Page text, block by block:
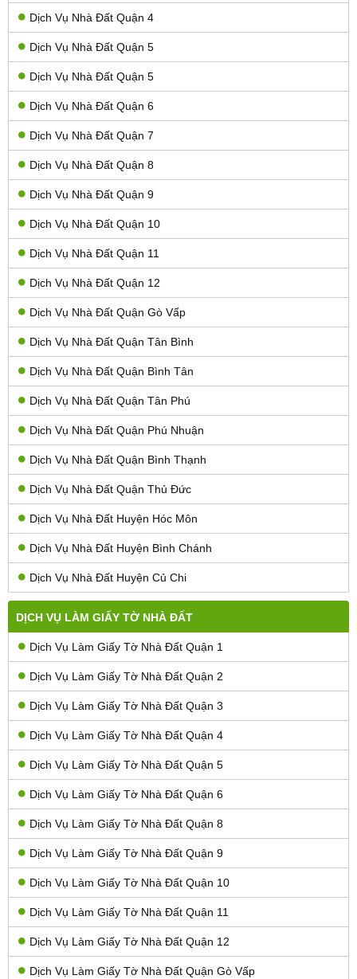
Dịch Vụ Nhà Đất Quận 4
Dịch Vụ Nhà Đất Quận 5
Dịch Vụ Nhà Đất Quận 5
Dịch Vụ Nhà Đất Quận 6
Dịch Vụ Nhà Đất Quận 7
Dịch Vụ Nhà Đất Quận 8
Dịch Vụ Nhà Đất Quận 9
Dịch Vụ Nhà Đất Quận 10
Dịch Vụ Nhà Đất Quận 11
Dịch Vụ Nhà Đất Quận 12
Dịch Vụ Nhà Đất Quận Gò Vấp
Dịch Vụ Nhà Đất Quận Tân Bình
Dịch Vụ Nhà Đất Quận Bình Tân
Dịch Vụ Nhà Đất Quận Tân Phú
Dịch Vụ Nhà Đất Quận Phú Nhuận
Dịch Vụ Nhà Đất Quận Bình Thạnh
Dịch Vụ Nhà Đất Quận Thủ Đức
Dịch Vụ Nhà Đất Huyện Hóc Môn
Dịch Vụ Nhà Đất Huyện Bình Chánh
Dịch Vụ Nhà Đất Huyện Củ Chi
DỊCH VỤ LÀM GIẤY TỜ NHÀ ĐẤT
Dịch Vụ Làm Giấy Tờ Nhà Đất Quận 1
Dịch Vụ Làm Giấy Tờ Nhà Đất Quận 2
Dịch Vụ Làm Giấy Tờ Nhà Đất Quận 3
Dịch Vụ Làm Giấy Tờ Nhà Đất Quận 4
Dịch Vụ Làm Giấy Tờ Nhà Đất Quận 5
Dịch Vụ Làm Giấy Tờ Nhà Đất Quận 6
Dịch Vụ Làm Giấy Tờ Nhà Đất Quận 8
Dịch Vụ Làm Giấy Tờ Nhà Đất Quận 9
Dịch Vụ Làm Giấy Tờ Nhà Đất Quận 10
Dịch Vụ Làm Giấy Tờ Nhà Đất Quận 11
Dịch Vụ Làm Giấy Tờ Nhà Đất Quận 12
Dịch Vụ Làm Giấy Tờ Nhà Đất Quận Gò Vấp